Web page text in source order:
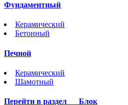
Фундаментный
Керамический
Бетонный
Печной
Керамический
Шамотный
Перейти в раздел Блок